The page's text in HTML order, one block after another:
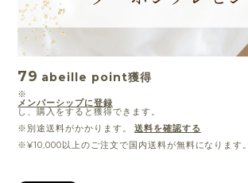
79 abeille point獲得
※
メンバーシップに登録
し、購入をすると獲得できます。
※別途送料がかかります。
送料を確認する
※¥10,000以上のご注文で国内送料が無料になります。